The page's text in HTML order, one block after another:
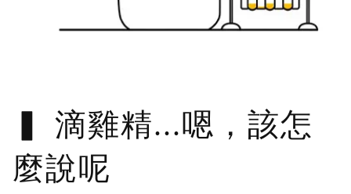
滴雞精...嗯，該怎
麼說呢